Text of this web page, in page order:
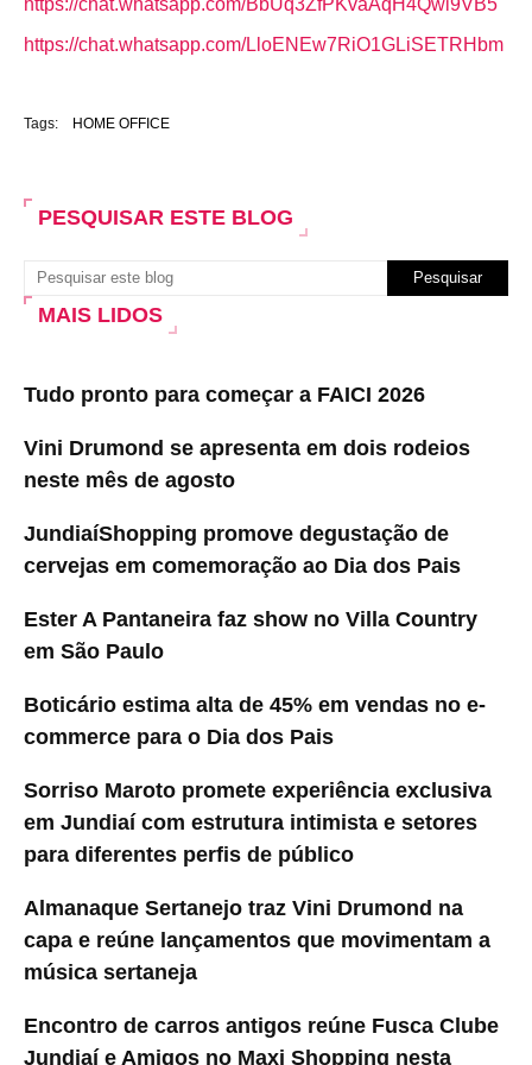
https://chat.whatsapp.com/BbUq3ZfPKvaAqH4Qwi9VB5
https://chat.whatsapp.com/LloENEw7RiO1GLiSETRHbm
Tags: HOME OFFICE
PESQUISAR ESTE BLOG
MAIS LIDOS
Tudo pronto para começar a FAICI 2026
Vini Drumond se apresenta em dois rodeios
neste mês de agosto
JundiaíShopping promove degustação de
cervejas em comemoração ao Dia dos Pais
Ester A Pantaneira faz show no Villa Country
em São Paulo
Boticário estima alta de 45% em vendas no e-
commerce para o Dia dos Pais
Sorriso Maroto promete experiência exclusiva
em Jundiaí com estrutura intimista e setores
para diferentes perfis de público
Almanaque Sertanejo traz Vini Drumond na
capa e reúne lançamentos que movimentam a
música sertaneja
Encontro de carros antigos reúne Fusca Clube
Jundiaí e Amigos no Maxi Shopping nesta